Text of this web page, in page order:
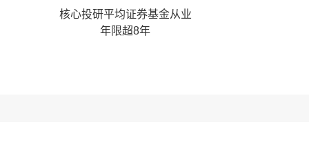
核心投研平均证券基金从业
年限超8年